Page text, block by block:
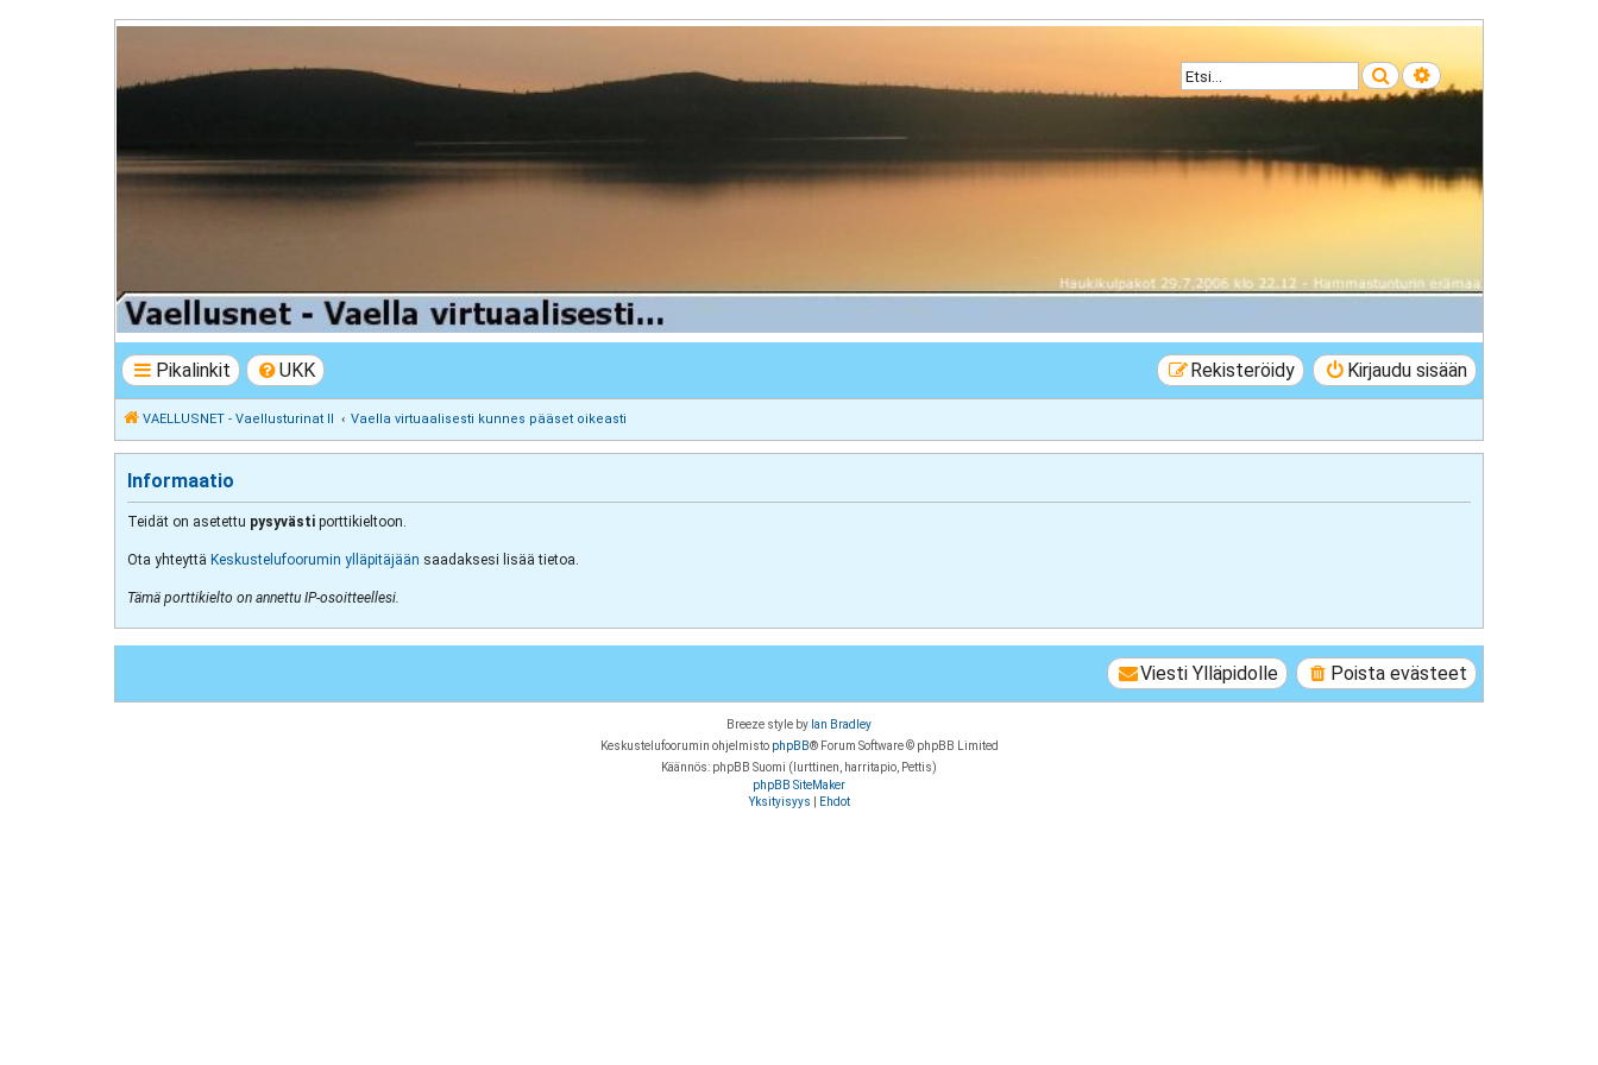
Etsi Tarkennettu haku
VAELLUSNET - Vaellusturinat II
Keskustelua vaeltamisesta ja Lapista
Pikalinkit UKK Kirjaudu sisään
Rekisteröidy
VAELLUSNET - Vaellusturinat II Vaella virtuaalisesti kunnes pääset oikeasti
Informaatio
Teidät on asetettu pysyvästi porttikieltoon.
Ota yhteyttä Keskustelufoorumin ylläpitäjään saadaksesi lisää tietoa.
Tämä porttikielto on annettu IP-osoitteellesi.
Poista evästeet
Viesti Ylläpidolle
Breeze style by Ian Bradley
Keskustelufoorumin ohjelmisto phpBB® Forum Software © phpBB Limited
Käännös: phpBB Suomi (lurttinen, harritapio, Pettis)
phpBB SiteMaker
Yksityisyys
Ehdot